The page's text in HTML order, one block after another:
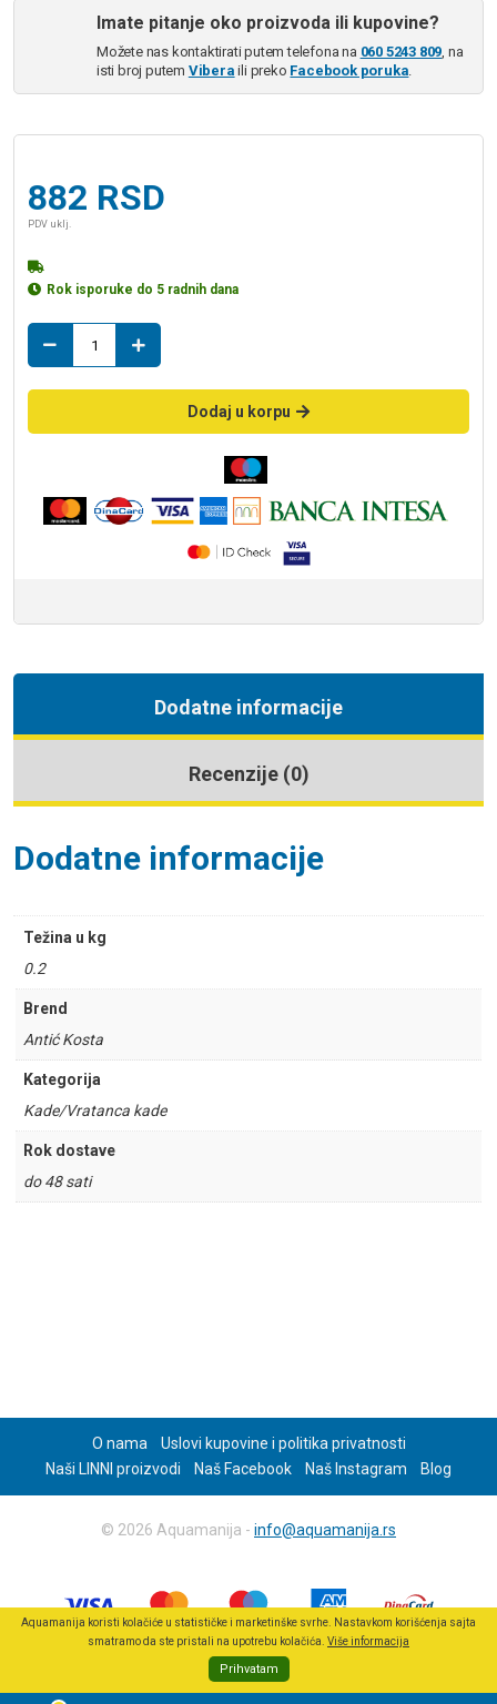
Imate pitanje oko proizvoda ili kupovine?
Možete nas kontaktirati putem telefona na 060 5243 809, na
isti broj putem Vibera ili preko Facebook poruka.
882 RSD
PDV uklj.
Rok isporuke do 5 radnih dana
15*20
prohrom
Dodaj u korpu
Dodatne informacije
Recenzije (0)
Dodatne informacije
Težina u kg
0.2
Brend
Antić Kosta
Kategorija
Kade/Vratanca kade
Rok dostave
do 48 sati
O nama
Uslovi kupovine i politika privatnosti
Naši LINNI proizvodi
Naš Facebook Naš Instagram Blog
© 2026 Aquamanija - info@aquamanija.rs
Aquamanija koristi kolačiće u statističke i marketinške svrhe. Nastavkom korišćenja sajta
smatramo da ste pristali na upotrebu kolačića. Više informacija
Prihvatam